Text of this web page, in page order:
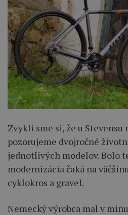
Zvykli sme si, že u Stevensu
pozorujeme dvojročné
jednotlivých modelov. Bolo
modernizácia čaká na
cyklokros a gravel.
Nemecký výrobca mal v